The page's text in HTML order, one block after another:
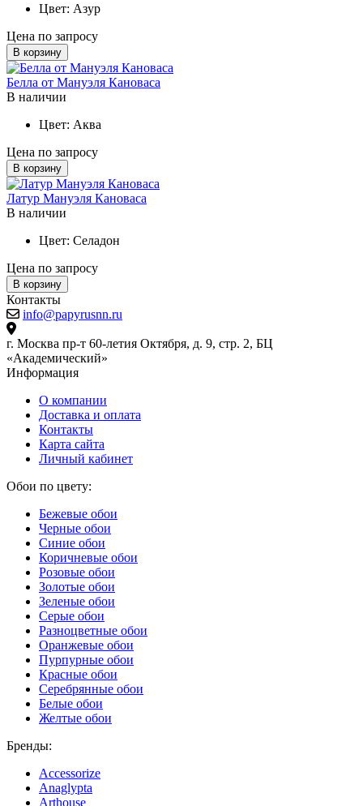
Цвет: Азур
Цена по запросу
В корзину
Белла от Мануэля Кановаса
В наличии
Цвет: Аква
Цена по запросу
В корзину
Латур Мануэля Кановаса
В наличии
Цвет: Селадон
Цена по запросу
В корзину
Контакты
info@papyrusnn.ru
г. Москва пр-т 60-летия Октября, д. 9, стр. 2, БЦ
«Академический»
Информация
О компании
Доставка и оплата
Контакты
Карта сайта
Личный кабинет
Обои по цвету:
Бежевые обои
Черные обои
Синие обои
Коричневые обои
Розовые обои
Золотые обои
Зеленые обои
Серые обои
Разноцветные обои
Оранжевые обои
Пурпурные обои
Красные обои
Серебрянные обои
Белые обои
Желтые обои
Бренды:
Accessorize
Anaglypta
Arthouse